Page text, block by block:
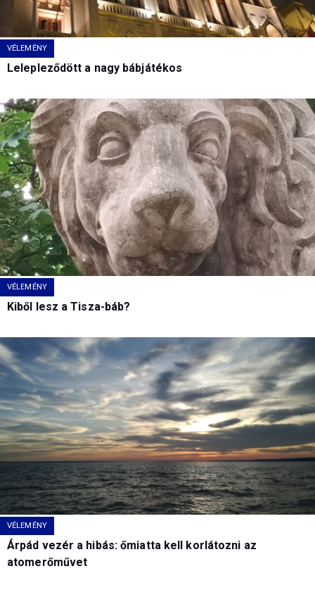
VÉLEMÉNY
Lelepleződött a nagy bábjátékos
VÉLEMÉNY
Kiből lesz a Tisza-báb?
VÉLEMÉNY
Árpád vezér a hibás: őmiatta kell korlátozni az
atomerőművet